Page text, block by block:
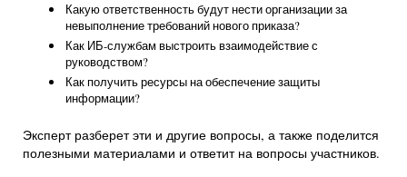
Какую ответственность будут нести организации за
невыполнение требований нового приказа?
Как ИБ-службам выстроить взаимодействие с
руководством?
Как получить ресурсы на обеспечение защиты
информации?
Эксперт разберет эти и другие вопросы, а также поделится
полезными материалами и ответит на вопросы участников.